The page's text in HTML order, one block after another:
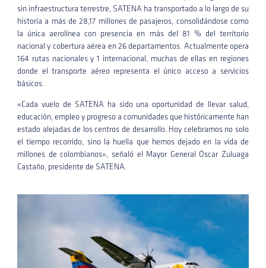
sin infraestructura terrestre, SATENA ha transportado a lo largo de su
historia a más de 28,17 millones de pasajeros, consolidándose como
la única aerolínea con presencia en más del 81 % del territorio
nacional y cobertura aérea en 26 departamentos. Actualmente opera
164 rutas nacionales y 1 internacional, muchas de ellas en regiones
donde el transporte aéreo representa el único acceso a servicios
básicos.
«Cada vuelo de SATENA ha sido una oportunidad de llevar salud,
educación, empleo y progreso a comunidades que históricamente han
estado alejadas de los centros de desarrollo. Hoy celebramos no solo
el tiempo recorrido, sino la huella que hemos dejado en la vida de
millones de colombianos», señaló el Mayor General Óscar Zuluaga
Castaño, presidente de SATENA.